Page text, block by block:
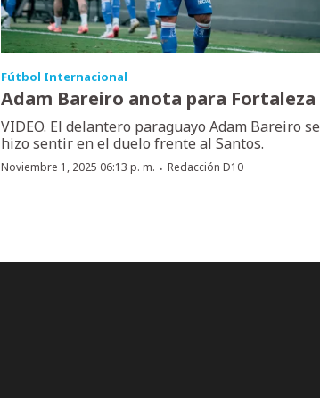
Fútbol Internacional
Adam Bareiro anota para Fortaleza
VIDEO. El delantero paraguayo Adam Bareiro se
hizo sentir en el duelo frente al Santos.
Noviembre 1, 2025 06:13 p. m. ·Redacción D10